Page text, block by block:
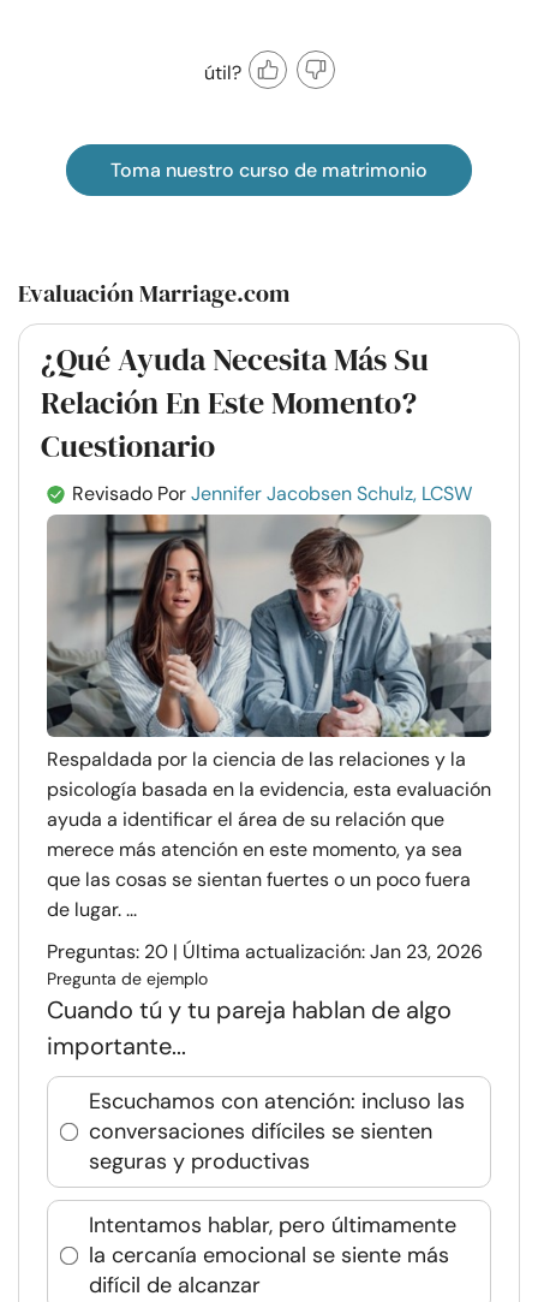
útil?
Toma nuestro curso de matrimonio
Evaluación Marriage.com
¿Qué Ayuda Necesita Más Su
Relación En Este Momento?
Cuestionario
Revisado PorJennifer Jacobsen Schulz, LCSW
Respaldada por la ciencia de las relaciones y la
psicología basada en la evidencia, esta evaluación
ayuda a identificar el área de su relación que
merece más atención en este momento, ya sea
que las cosas se sientan fuertes o un poco fuera
de lugar. ...
Preguntas: 20 | Última actualización: Jan 23, 2026
Pregunta de ejemplo
Cuando tú y tu pareja hablan de algo
importante...
Escuchamos con atención: incluso las
conversaciones difíciles se sienten
seguras y productivas
Intentamos hablar, pero últimamente
la cercanía emocional se siente más
difícil de alcanzar